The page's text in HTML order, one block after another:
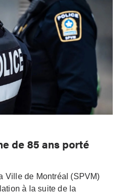
de 85 ans porté
Ville de Montréal (SPVM)
à la suite de la